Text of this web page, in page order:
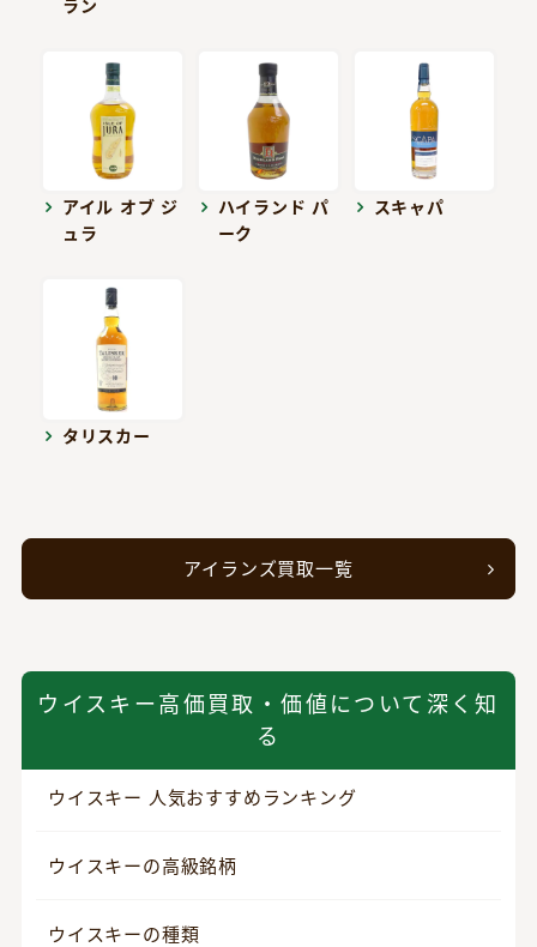
ラン
アイル オブ ジ
ュラ
ハイランド パ
ーク
スキャパ
タリスカー
アイランズ買取一覧
ウイスキー高価買取・価値について深く知
る
ウイスキー 人気おすすめランキング
ウイスキーの高級銘柄
ウイスキーの種類